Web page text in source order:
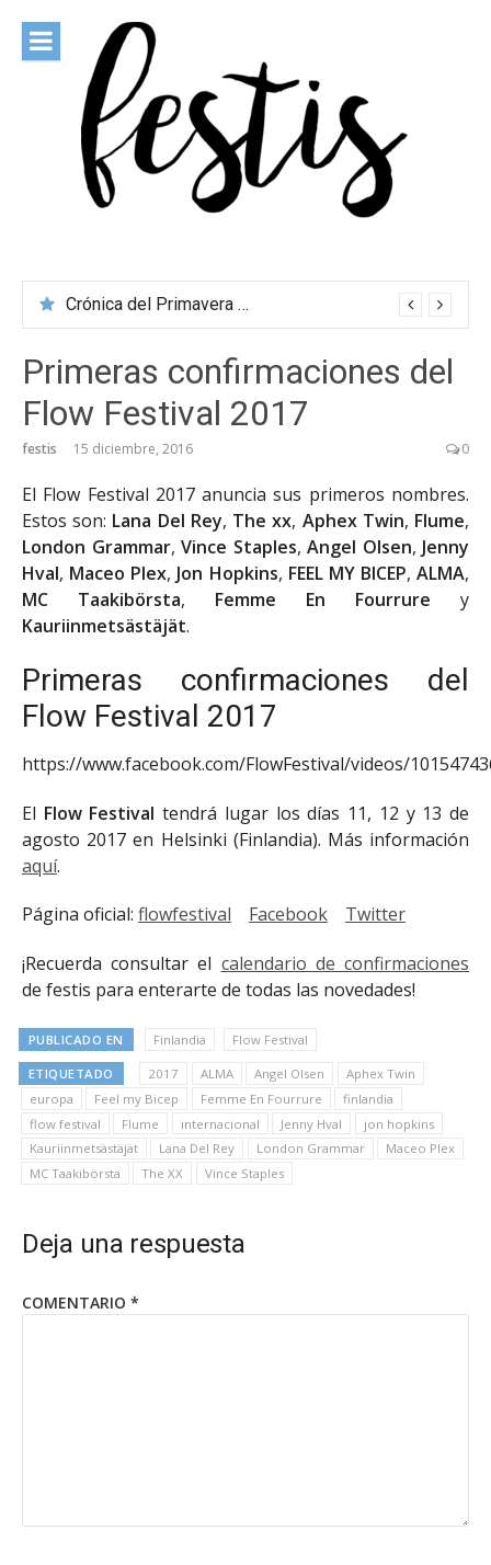
contenido
Crónica del Primavera Sound Porto 2026
Primeras confirmaciones del
Flow Festival 2017
festis 15 diciembre, 2016 0
El Flow Festival 2017 anuncia sus primeros nombres.
Estos son: Lana Del Rey, The xx, Aphex Twin, Flume,
London Grammar, Vince Staples, Angel Olsen, Jenny
Hval, Maceo Plex, Jon Hopkins, FEEL MY BICEP, ALMA,
MC Taakibörsta, Femme En Fourrure y
Kauriinmetsästäjät.
Primeras confirmaciones del
Flow Festival 2017
https://www.facebook.com/FlowFestival/videos/
El Flow Festival tendrá lugar los días 11, 12 y 13 de
agosto 2017 en Helsinki (Finlandia). Más información
aquí.
Página oficial: flowfestival Facebook Twitter
¡Recuerda consultar el calendario de confirmaciones
de festis para enterarte de todas las novedades!
PUBLICADO EN Finlandia Flow Festival
ETIQUETADO 2017 ALMA Angel Olsen
Aphex Twin
europa
Feel my Bicep Femme En Fourrure
finlandia
flow festival
Flume internacional Jenny Hval
jon hopkins
Kauriinmetsästäjät
Lana Del Rey London Grammar
Maceo Plex
MC Taakibörsta
The XX Vince Staples
Deja una respuesta
COMENTARIO *